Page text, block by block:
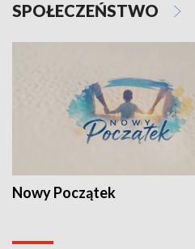
SPOŁECZEŃSTWO
Nowy Początek